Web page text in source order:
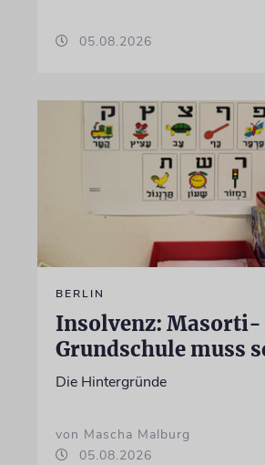
05.08.2026
BERLIN
Insolvenz: Masorti-
Grundschule muss
Die Hintergründe
von Mascha Malburg
05.08.2026